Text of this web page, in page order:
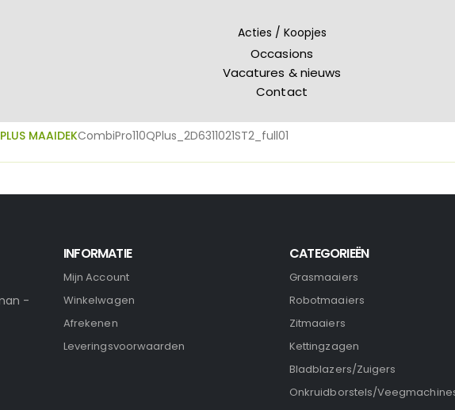
Acties / Koopjes
Occasions
Vacatures & nieuws
Contact
MAAIDEKCombiPro110QPlus_2D6311021ST2_full01
-
INFORMATIE
Mijn Account
Winkelwagen
Afrekenen
Leveringsvoorwaarden
CATEGORIEËN
Grasmaaiers
Robotmaaiers
Zitmaaiers
Kettingzagen
Bladblazers/Zuigers
Onkruidborstels/